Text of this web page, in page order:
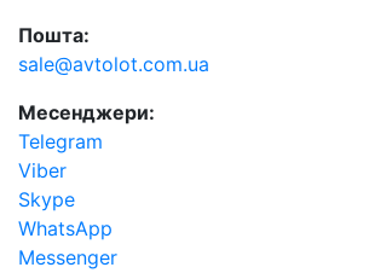
Пошта:
sale@avtolot.com.ua
Месенджери:
Telegram
Viber
Skype
WhatsApp
Messenger